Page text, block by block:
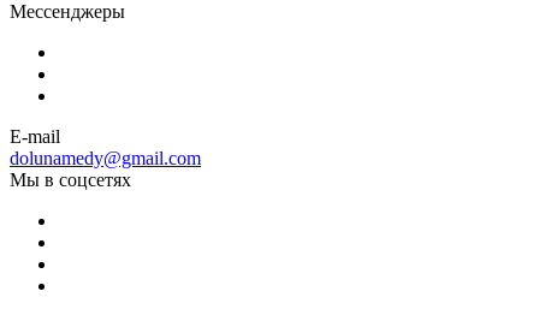
Мессенджеры
E-mail
dolunamedy@gmail.com
Мы в соцсетях